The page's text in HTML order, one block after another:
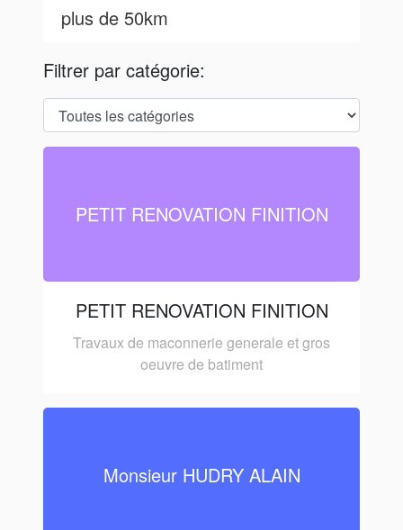
plus de 50km
Filtrer par catégorie:
PETIT RENOVATION FINITION
PETIT RENOVATION FINITION
Travaux de maconnerie generale et gros
oeuvre de batiment
Monsieur HUDRY ALAIN